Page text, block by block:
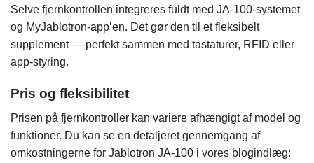
Selve fjernkontrollen integreres fuldt med JA-100-systemet
og MyJablotron-app’en. Det gør den til et fleksibelt
supplement — perfekt sammen med tastaturer, RFID eller
app-styring.
Pris og fleksibilitet
Prisen på fjernkontroller kan variere afhængigt af model og
funktioner. Du kan se en detaljeret gennemgang af
omkostningerne for Jablotron JA-100 i vores blogindlæg: